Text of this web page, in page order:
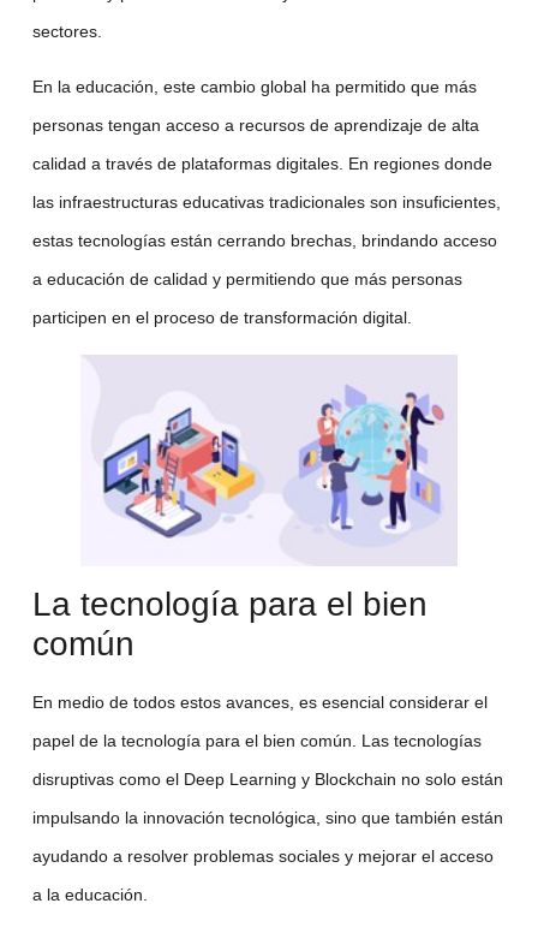
sectores.
En la educación, este cambio global ha permitido que más
personas tengan acceso a recursos de aprendizaje de alta
calidad a través de plataformas digitales. En regiones donde
las infraestructuras educativas tradicionales son insuficientes,
estas tecnologías están cerrando brechas, brindando acceso
a educación de calidad y permitiendo que más personas
participen en el proceso de transformación digital.
La tecnología para el bien
común
En medio de todos estos avances, es esencial considerar el
papel de la tecnología para el bien común . Las tecnologías
disruptivascomo el Deep Learning y Blockchain no solo están
impulsando la innovación tecnológica, sino que también están
ayudando a resolver problemas sociales y mejorar el acceso
a la educación.